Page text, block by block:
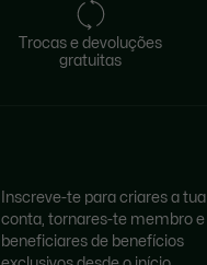
Trocas e devoluções
gratuitas
Inscreve-te para criares a tua
conta, tornares-te membro e
beneficiares de benefícios